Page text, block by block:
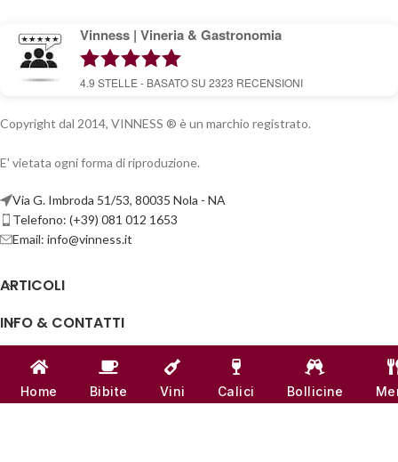
Vinness | Vineria & Gastronomia
4.9 STELLE - BASATO SU 2323 RECENSIONI
Copyright dal 2014, VINNESS ® è un marchio registrato.
E' vietata ogni forma di riproduzione.
Via G. Imbroda 51/53, 80035 Nola - NA
Telefono: (+39) 081 012 1653
Email: info@vinness.it
ARTICOLI
INFO & CONTATTI
LINK UTILI
CANALI SOCIAL
Home Bibite Vini Calici Bollicine